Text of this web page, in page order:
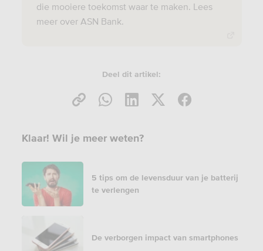
die mooiere toekomst waar te maken. Lees
meer over ASN Bank.
Deel dit artikel:
Klaar! Wil je meer weten?
5 tips om de levensduur van je batterij
te verlengen
De verborgen impact van smartphones